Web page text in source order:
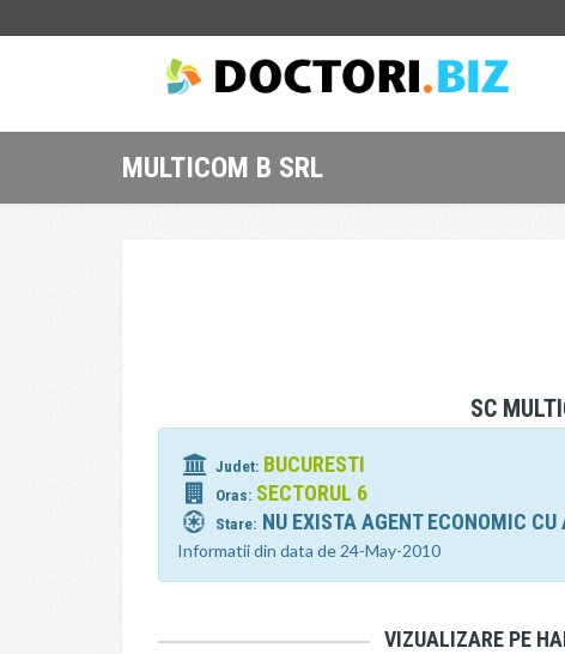
MULTICOM B SRL
SC
Judet: BUCURESTI
Oras: SECTORUL 6
Stare: NU EXISTA AGENT ECONOMIC
Informatii din data de 24-May-2010
VIZUALIZARE PE